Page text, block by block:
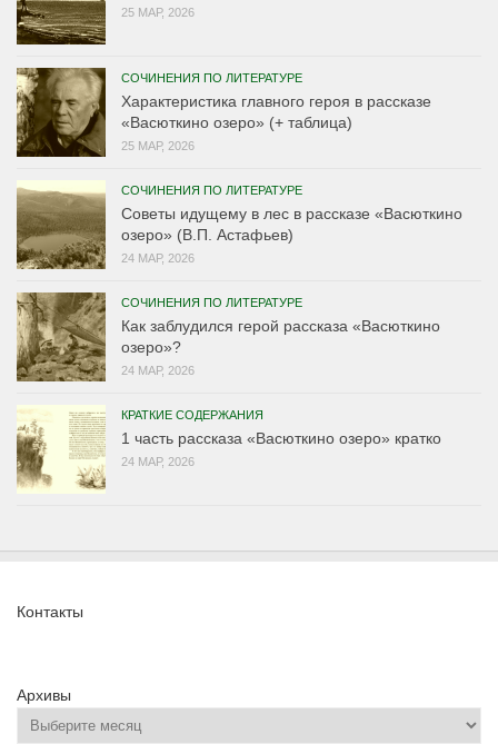
25 МАР, 2026
СОЧИНЕНИЯ ПО ЛИТЕРАТУРЕ
Характеристика главного героя в рассказе
«Васюткино озеро» (+ таблица)
25 МАР, 2026
СОЧИНЕНИЯ ПО ЛИТЕРАТУРЕ
Советы идущему в лес в рассказе «Васюткино
озеро» (В.П. Астафьев)
24 МАР, 2026
СОЧИНЕНИЯ ПО ЛИТЕРАТУРЕ
Как заблудился герой рассказа «Васюткино
озеро»?
24 МАР, 2026
КРАТКИЕ СОДЕРЖАНИЯ
1 часть рассказа «Васюткино озеро» кратко
24 МАР, 2026
Контакты
Архивы